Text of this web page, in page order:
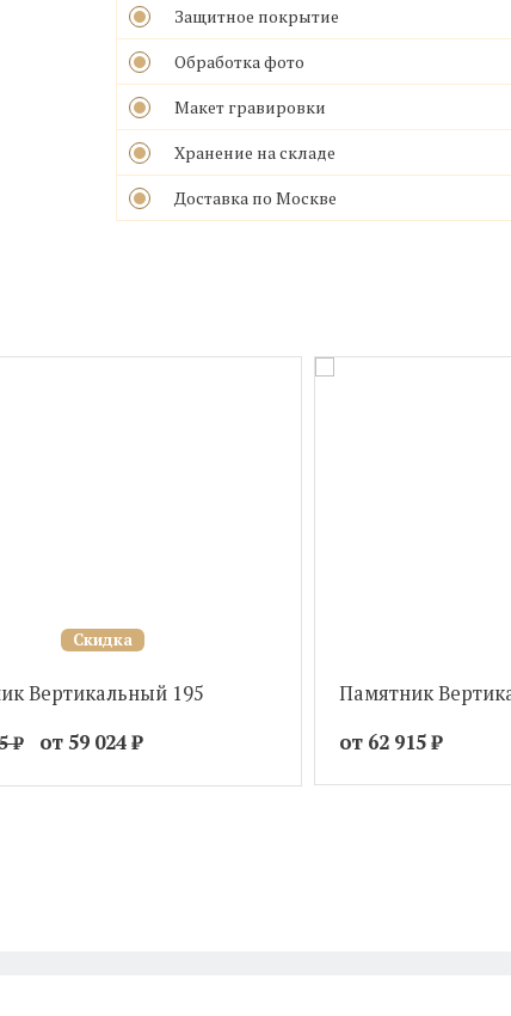
Защитное покрытие
Обработка фото
Макет гравировки
Хранение на складе
Доставка по Москве
Скидка
Вертикальный 195
₽ от 59 024₽
Памятник
от 62 915₽